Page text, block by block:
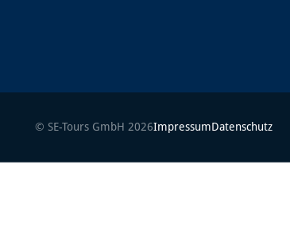
© SE-Tours GmbH 2026ImpressumDatenschutz